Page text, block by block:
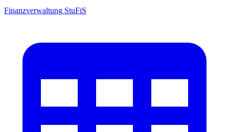
Finanzverwaltung StuFiS